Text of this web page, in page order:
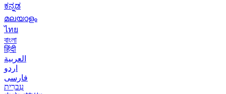
ಕನ್ನಡ
മലയാളം
ไทย
বাংলা
हिंदी
العربية
اردو
فارسی
עִברִית